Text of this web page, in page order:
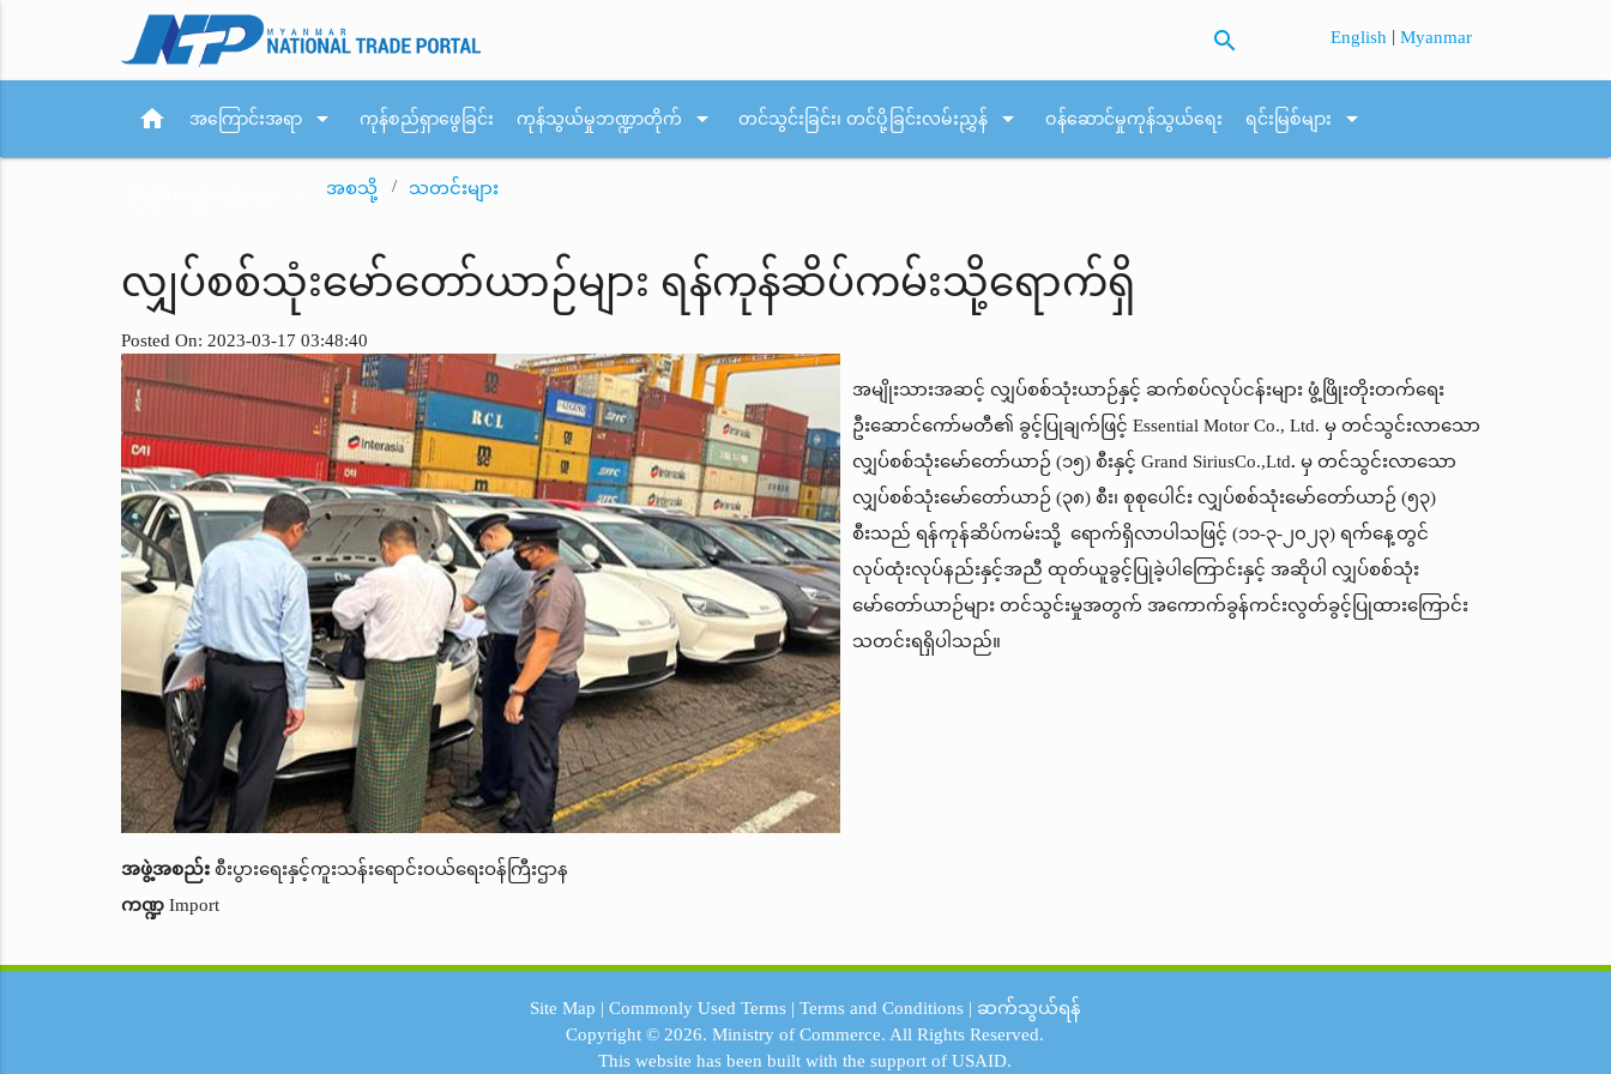
search English |Myanmar
home အကြောင်းအရာ arrow_drop_down ကုန်စည်ရှာဖွေခြင်း ကုန်သွယ်မှုဘဏ္ဍာတိုက် arrow_drop_down တင်သွင်းခြင်း၊ တင်ပို့ခြင်းလမ်းညွှန် arrow_drop_down ဝန်ဆောင်မှုကုန်သွယ်ရေး ရင်းမြစ်များ arrow_drop_down
အစသို့ သတင်းများ
လျှပ်စစ်သုံးမော်တော်ယာဉ်များ ရန်ကုန်ဆိပ်ကမ်းသို့ရောက်ရှိ
Posted On: 2023-03-17 03:48:40
အမျိုးသားအဆင့် လျှပ်စစ်သုံးယာဉ်နှင့် ဆက်စပ်လုပ်ငန်းများ ဖွံ့ဖြိုးတိုးတက်ရေး
ဦးဆောင်ကော်မတီ၏ ခွင့်ပြုချက်ဖြင့် Essential Motor Co., Ltd. မှ တင်သွင်းလာ‌သော
လျှပ်စစ်သုံးမော်တော်ယာဉ် (၁၅) စီးနှင့် Grand SiriusCo.,Ltd. မှ တင်သွင်းလာ‌သော
လျှပ်စစ်သုံးမော်တော်ယာဉ် (၃၈) စီး၊ စုစုပေါင်း လျှပ်စစ်သုံးမော်တော်ယာဉ် (၅၃)
စီးသည် ရန်ကုန်ဆိပ်ကမ်းသို့ ရောက်ရှိလာပါသဖြင့် (၁၁-၃-၂၀၂၃) ရက်နေ့တွင်
လုပ်ထုံးလုပ်နည်းနှင့်အညီ ထုတ်ယူခွင့်ပြုခဲ့ပါကြောင်းနှင့် အဆိုပါ လျှပ်စစ်သုံး
မော်တော်ယာဉ်များ တင်သွင်းမှုအတွက် အကောက်ခွန်ကင်းလွတ်ခွင့်ပြုထားကြောင်း
သတင်းရရှိပါသည်။
အဖွဲ့အစည်းစီးပွားရေးနှင့်ကူးသန်းရောင်းဝယ်ရေးဝန်ကြီးဌာန
ကဏ္ဍImport
Site Map | Commonly Used Terms| Terms and Conditions| ဆက်သွယ်ရန်
Copyright © 2026.Ministry of Commerce. All Rights Reserved.
This website has been built with the support ofUSAID.